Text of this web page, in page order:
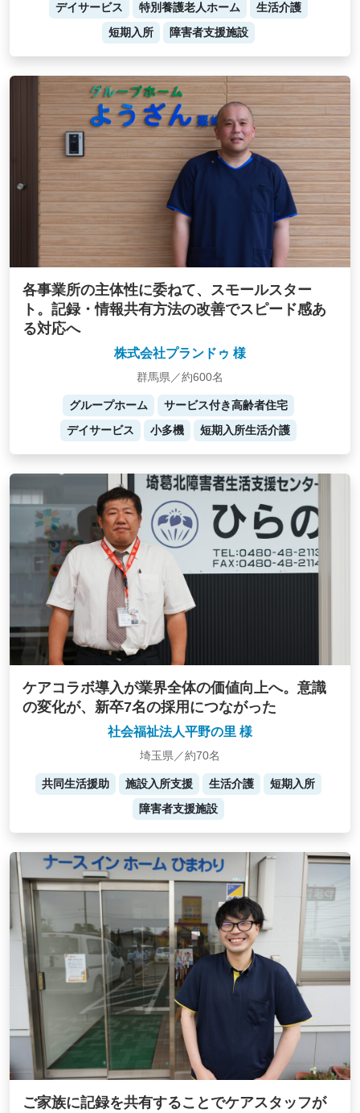
デイサービス 特別養護老人ホーム
生活介護
短期入所
障害者支援施設
各事業所の主体性に委ねて、スモールスター
ト。記録・情報共有方法の改善でスピード感あ
る対応へ
株式会社プランドゥ 様
群馬県／約600名
グループホーム
サービス付き高齢者住宅
デイサービス
小多機 短期入所生活介護
ケアコラボ導入が業界全体の価値向上へ。意識
の変化が、新卒7名の採用につながった
社会福祉法人平野の里 様
埼玉県／約70名
共同生活援助 施設入所支援 生活介護
短期入所
障害者支援施設
ご家族に記録を共有することでケアスタッフが